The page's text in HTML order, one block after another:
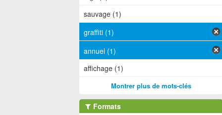
sauvage (1)
graffiti (1)
annuel (1)
affichage (1)
Montrer plus de mots-clés
Formats